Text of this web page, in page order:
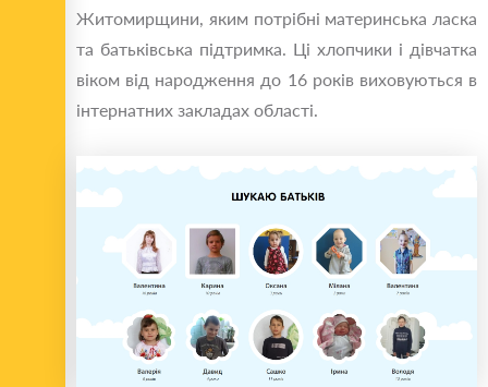
Житомирщини, яким потрібні материнська ласка
та батьківська підтримка. Ці хлопчики і дівчатка
віком від народження до 16 років виховуються в
інтернатних закладах області.